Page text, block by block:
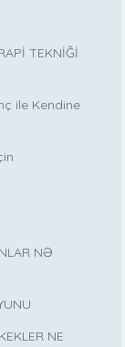
TEKNİĞİ
ile Kendine
NƏ
NE